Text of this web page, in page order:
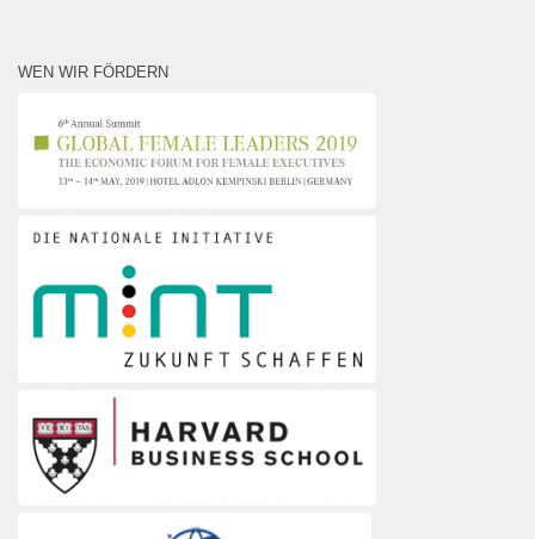
WEN WIR FÖRDERN